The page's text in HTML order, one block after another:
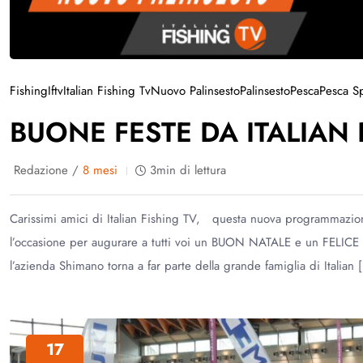
FishingIftvItalian Fishing TvNuovo PalinsestoPalinsestoPescaPesca
BUONE FESTE DA
Redazione / 8 mesi 3min di lettura
Carissimi amici di Italian Fishing TV, questa nuova
l’occasione per augurare a tutti voi un BUON NATALE e un
l’azienda Shimano torna a far parte della grande famiglia di
17